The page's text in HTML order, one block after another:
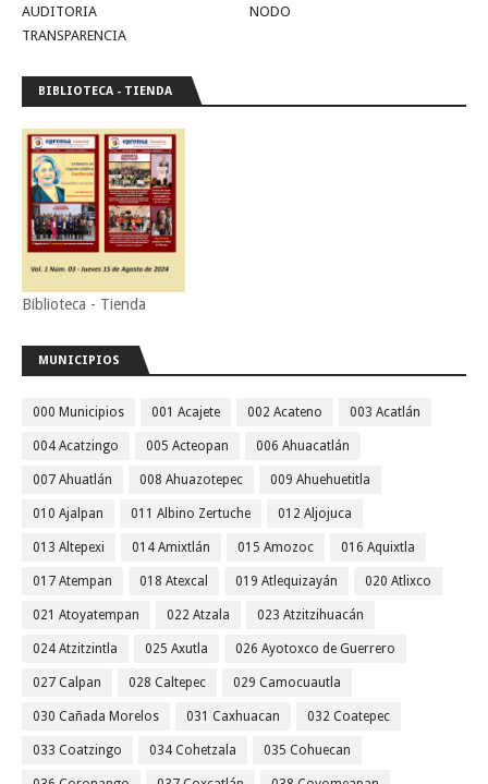
AUDITORIA
NODO
TRANSPARENCIA
BIBLIOTECA - TIENDA
Biblioteca - Tienda
MUNICIPIOS
000 Municipios 001 Acajete 002 Acateno 003 Acatlán
004 Acatzingo 005 Acteopan 006 Ahuacatlán
007 Ahuatlán 008 Ahuazotepec 009 Ahuehuetitla
010 Ajalpan 011 Albino Zertuche 012 Aljojuca
013 Altepexi 014 Amixtlán 015 Amozoc 016 Aquixtla
017 Atempan 018 Atexcal 019 Atlequizayán 020 Atlixco
021 Atoyatempan 022 Atzala 023 Atzitzihuacán
024 Atzitzintla 025 Axutla 026 Ayotoxco de Guerrero
027 Calpan 028 Caltepec 029 Camocuautla
030 Cañada Morelos 031 Caxhuacan 032 Coatepec
033 Coatzingo 034 Cohetzala 035 Cohuecan